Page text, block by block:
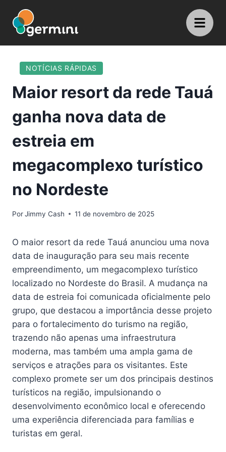
NOTÍCIAS RÁPIDAS
Maior resort da rede Tauá
ganha nova data de
estreia em
megacomplexo turístico
no Nordeste
PorJimmy Cash 11 de novembro de 2025
O maior resort da rede Tauá anunciou uma nova
data de inauguração para seu mais recente
empreendimento, um megacomplexo turístico
localizado no Nordeste do Brasil. A mudança na
data de estreia foi comunicada oficialmente pelo
grupo, que destacou a importância desse projeto
para o fortalecimento do turismo na região,
trazendo não apenas uma infraestrutura
moderna, mas também uma ampla gama de
serviços e atrações para os visitantes. Este
complexo promete ser um dos principais destinos
turísticos na região, impulsionando o
desenvolvimento econômico local e oferecendo
uma experiência diferenciada para famílias e
turistas em geral.